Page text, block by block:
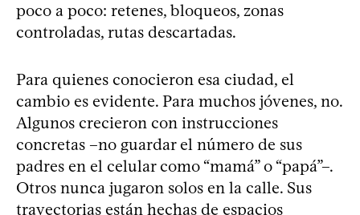
poco a poco: retenes, bloqueos, zonas
controladas, rutas descartadas.
Para quienes conocieron esa ciudad, el
cambio es evidente. Para muchos jóvenes, no.
Algunos crecieron con instrucciones
concretas –no guardar el número de sus
padres en el celular como “mamá” o “papá”–.
Otros nunca jugaron solos en la calle. Sus
trayectorias están hechas de espacios